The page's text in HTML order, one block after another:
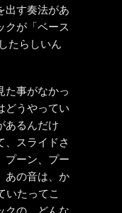
出す奏法があ
クが「ベース
たらしいん
た事がなかっ
どうやってい
あるんだけ
、スライドさ
プーン、プー
あの音は、か
いたってこ